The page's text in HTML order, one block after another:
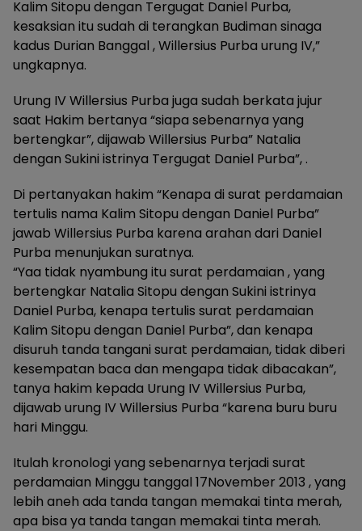
Kalim Sitopu dengan Tergugat Daniel Purba,
kesaksian itu sudah di terangkan Budiman sinaga
kadus Durian Banggal , Willersius Purba urung IV,”
ungkapnya.
Urung IV Willersius Purba juga sudah berkata jujur
saat Hakim bertanya “siapa sebenarnya yang
bertengkar”, dijawab Willersius Purba” Natalia
dengan Sukini istrinya Tergugat Daniel Purba”, .
Di pertanyakan hakim “Kenapa di surat perdamaian
tertulis nama Kalim Sitopu dengan Daniel Purba”
jawab Willersius Purba karena arahan dari Daniel
Purba menunjukan suratnya.
“Yaa tidak nyambung itu surat perdamaian , yang
bertengkar Natalia Sitopu dengan Sukini istrinya
Daniel Purba, kenapa tertulis surat perdamaian
Kalim Sitopu dengan Daniel Purba”, dan kenapa
disuruh tanda tangani surat perdamaian, tidak diberi
kesempatan baca dan mengapa tidak dibacakan”,
tanya hakim kepada Urung IV Willersius Purba,
dijawab urung IV Willersius Purba “karena buru buru
hari Minggu.
Itulah kronologi yang sebenarnya terjadi surat
perdamaian Minggu tanggal 17November 2013 , yang
lebih aneh ada tanda tangan memakai tinta merah,
apa bisa ya tanda tangan memakai tinta merah.